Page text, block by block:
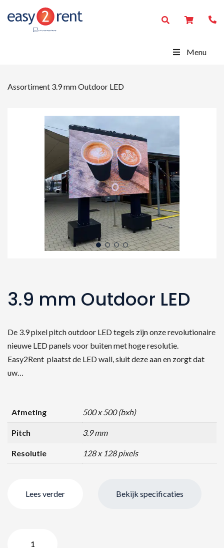
Menu
Assortiment 3.9 mm Outdoor LED
3.9 mm Outdoor LED
De 3.9 pixel pitch outdoor LED tegels zijn onze revolutionaire
nieuwe LED panels voor buiten met hoge resolutie.
Easy2Rent plaatst de LED wall, sluit deze aan en zorgt dat
uw…
Afmeting 500 x 500 (bxh)
Pitch 3.9 mm
Resolutie 128 x 128 pixels
Lees verder Bekijk specificaties